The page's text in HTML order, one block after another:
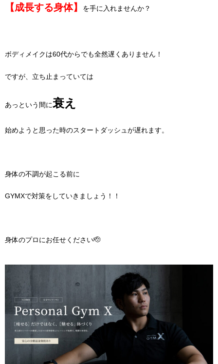
【成長する身体】 を手に入れませんか？
ボディメイクは60代からでも全然遅くありません！
ですが、立ち止まっていては
あっという間に衰え
始めようと思った時のスタートダッシュが遅れます。
身体の不調が起こる前に
GYMXで対策をしていきましょう！！
身体のプロにお任せください🫡